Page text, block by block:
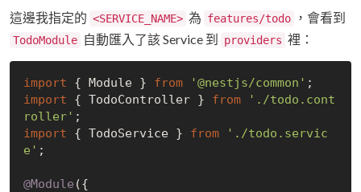
這邊我指定的 <SERVICE_NAME> 為 features/todo ，會看到
TodoModule 自動匯入了該 Service 到 providers 裡：
import { Module } from '@nestjs/common'
import { TodoController } from
'./todo.cont
roller'
import { TodoService } from
'./todo.servic
e' ;
@Module ({